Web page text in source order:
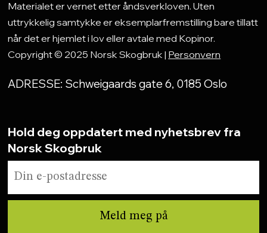
Materialet er vernet etter åndsverkloven. Uten
uttrykkelig samtykke er eksemplarfremstilling bare tillatt
når det er hjemlet i lov eller avtale med Kopinor.
Copyright © 2025 Norsk Skogbruk | Personvern
ADRESSE: Schweigaards gate 6, 0185 Oslo
Hold deg oppdatert med nyhetsbrev fra
Norsk Skogbruk